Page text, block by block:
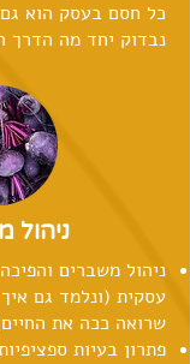
כל חסם בעסק הוא
נבדוק יחד מה הדרך
ניהול
ניהול משברים
עסקית (ונלמד גם
שרואה ככה את
פתרון בעיות